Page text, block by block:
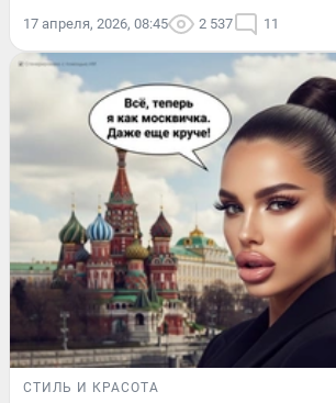
17 апреля, 2026, 08:45 2 537 11
СТИЛЬ И КРАСОТА